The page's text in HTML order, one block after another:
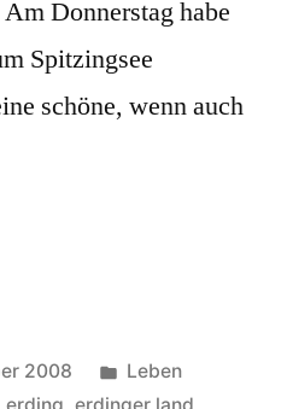
Donnerstag habe
Spitzingsee
schöne, wenn auch
2008
Veröffentlicht
unter
Leben